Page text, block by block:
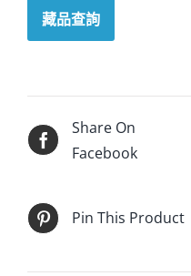
藏品查詢
Share On
Facebook
Pin This Product